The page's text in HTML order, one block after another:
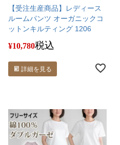
【受注生産商品】レディース
ルームパンツ オーガニックコ
ットンキルティング 1206
¥10,780税込
詳細を見る